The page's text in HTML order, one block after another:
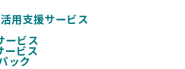
用支援サービス
ービス
ービス
ック